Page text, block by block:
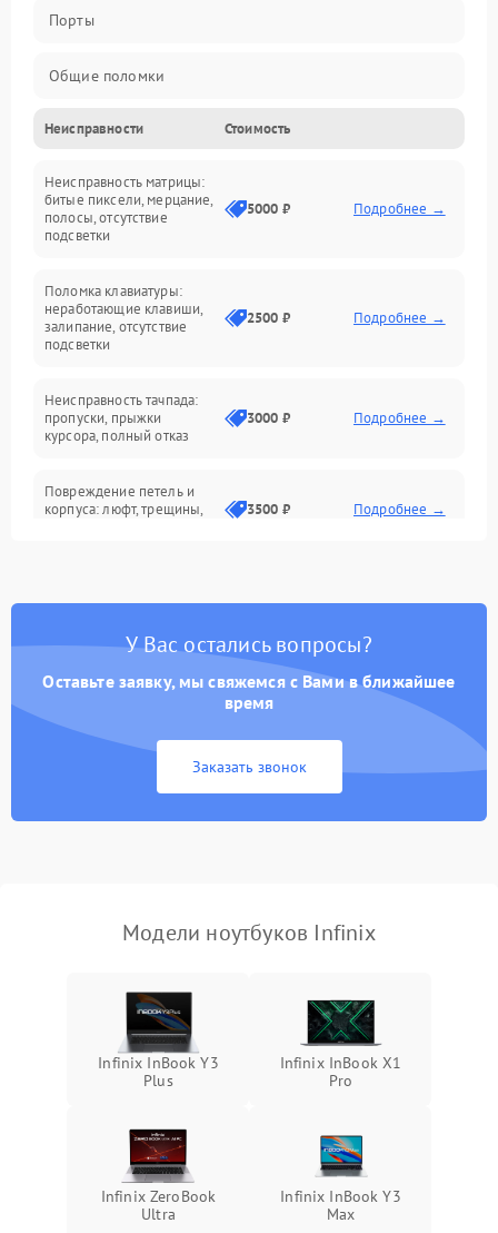
Порты
Общие поломки
Устройства
Программные ошибки
Электрические и системные сбои
Интерфейсные проблемы
Батарея
Сеть и интернет
Неисправности Стоимость
Неисправность матрицы:
битые пиксели, мерцание,
полосы, отсутствие
подсветки
5000 ₽ Подробнее →
Поломка клавиатуры:
неработающие клавиши,
залипание, отсутствие
подсветки
2500 ₽ Подробнее →
Неисправность тачпада:
пропуски, прыжки
курсора, полный отказ
3000 ₽ Подробнее →
Повреждение петель и
корпуса: люфт, трещины,
3500 ₽ Подробнее →
быстрая разрядка,
2500 ₽ Подробнее →
Неисправность зарядного
питания
2000 ₽ Подробнее →
неисправности кулера
пропадание диска
оперативной памяти:
вылеты приложений,
синие экраны
Подробнее →
Проблемы Wi‑Fi или
У Вас остались вопросы?
Оставьте заявку, мы свяжемся с Вами в ближайшее
время
Заказать звонок
Модели ноутбуков Infinix
Infinix InBook Y3
Plus
Infinix InBook X1
Pro
Infinix ZeroBook
Ultra
Infinix InBook Y3
Max